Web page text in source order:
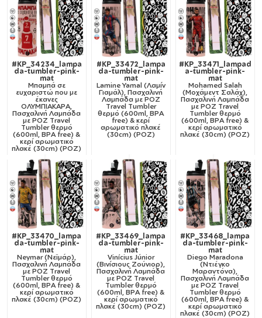
#KP_34234_lampa
da-tumbler-pink-
mat
Μπαμπά σε
ευχαριστώ που με
έκανες
ΟΛΥΜΠΙΑΚΑΡΑ,
Πασχαλινή Λαμπάδα
με ΡΟΖ Travel
Tumbler θερμό
(600ml, BPA free) &
κερί αρωματικό
πλακέ (30cm) (ΡΟΖ)
#KP_33472_lampa
da-tumbler-pink-
mat
Lamine Yamal (Λαμίν
Γιαμάλ), Πασχαλινή
Λαμπάδα με ΡΟΖ
Travel Tumbler
θερμό (600ml, BPA
free) & κερί
αρωματικό πλακέ
(30cm) (ΡΟΖ)
#KP_33471_lampad
a-tumbler-pink-
mat
Mohamed Salah
(Μοχάμεντ Σαλάχ),
Πασχαλινή Λαμπάδα
με ΡΟΖ Travel
Tumbler θερμό
(600ml, BPA free) &
κερί αρωματικό
πλακέ (30cm) (ΡΟΖ)
#KP_33470_lampa
da-tumbler-pink-
mat
Neymar (Νεϊμάρ),
Πασχαλινή Λαμπάδα
με ΡΟΖ Travel
Tumbler θερμό
(600ml, BPA free) &
κερί αρωματικό
πλακέ (30cm) (ΡΟΖ)
#KP_33469_lampa
da-tumbler-pink-
mat
Vinícius Júnior
(Βινίσιους Ζούνιορ),
Πασχαλινή Λαμπάδα
με ΡΟΖ Travel
Tumbler θερμό
(600ml, BPA free) &
κερί αρωματικό
πλακέ (30cm) (ΡΟΖ)
#KP_33468_lampa
da-tumbler-pink-
mat
Diego Maradona
(Ντιέγκο
Μαραντόνα),
Πασχαλινή Λαμπάδα
με ΡΟΖ Travel
Tumbler θερμό
(600ml, BPA free) &
κερί αρωματικό
πλακέ (30cm) (ΡΟΖ)